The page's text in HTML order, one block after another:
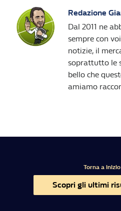
Redazione
Dal 2011 ne
sempre con
notizie, il
soprattutto le
bello che
amiamo
Torna a
Scopri gli ultimi